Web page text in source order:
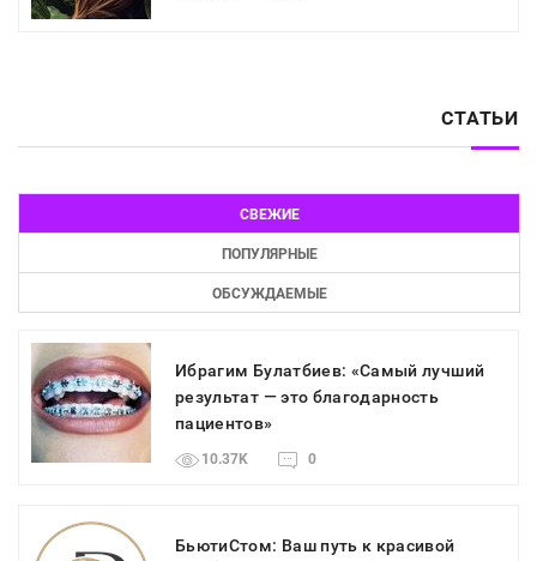
СТАТЬИ
СВЕЖИЕ
ПОПУЛЯРНЫЕ
ОБСУЖДАЕМЫЕ
Ибрагим Булатбиев: «Самый лучший
результат — это благодарность
пациентов»
10.37K 0
БьютиСтом: Ваш путь к красивой